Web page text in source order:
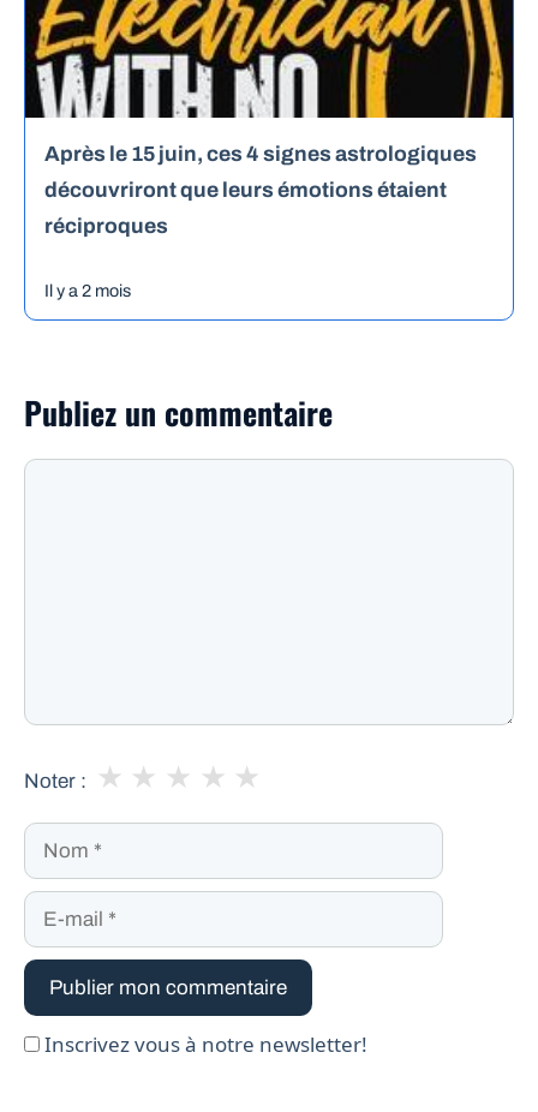
Après le 15 juin, ces 4 signes astrologiques
découvriront que leurs émotions étaient
réciproques
Il y a 2 mois
Publiez un commentaire
Commentaire
Noter : ★
★
★
★
★
Nom
E-
mail
Inscrivez vous à notre newsletter!